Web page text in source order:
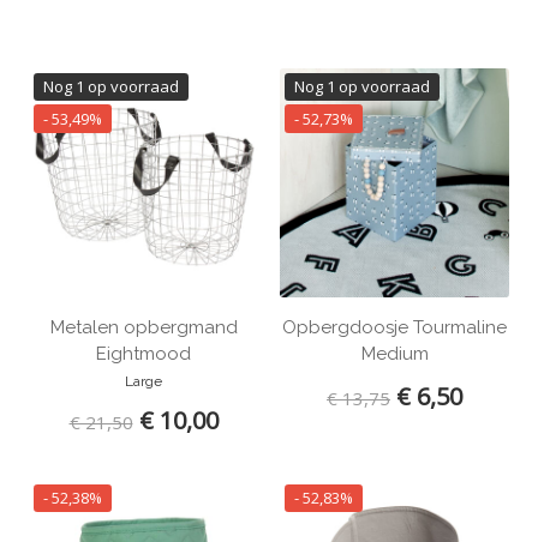
- 52,83%
Nog 1 op voorraad
- 53,49%
Metalen opbergmand
Eightmood
Large
€ 21,50€ 10,00
- 52,38%
Nog 1 op voorraad
- 52,73%
Opbergdoosje Tourmaline
Medium
€ 13,75 € 6,50